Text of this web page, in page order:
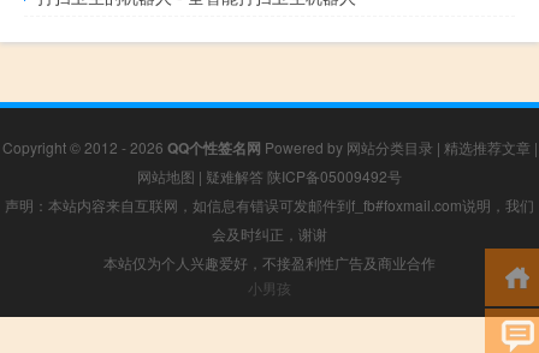
Copyright © 2012 - 2026 QQ个性签名网 Powered by 网站分类目录 | 精选推荐文章 |
网站地图 | 疑难解答 陕ICP备05009492号
声明：本站内容来自互联网，如信息有错误可发邮件到f_fb#foxmail.com说明，我们
会及时纠正，谢谢
本站仅为个人兴趣爱好，不接盈利性广告及商业合作
小男孩